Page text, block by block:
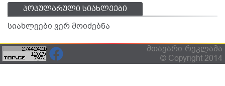
პოპულარული სიახლეები
სიახლეები ვერ მოიძებნა
მთავარი რეკლამა
© Copyright 2014